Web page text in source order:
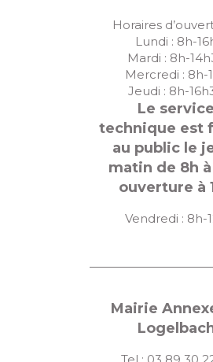
Horaires
Lundi : 8h-
Mardi : 8h-
Mercredi : 8h-
Jeudi : 8h-
Le service
technique est
au public le
matin de 8h à
ouverture à
Vendredi : 8h-
Mairie
Tel : 03 89 30